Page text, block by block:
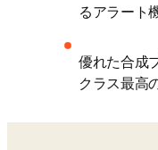
るアラート
優れた合成
クラス最高